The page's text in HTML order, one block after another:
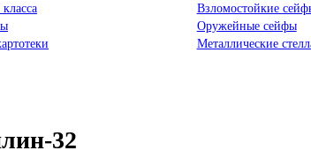
Взломостойкие
Оружейные сейфы
Металлические
32